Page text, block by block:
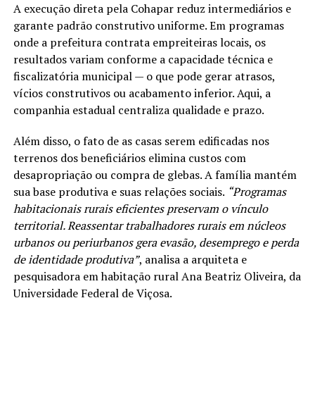
A execução direta pela Cohapar reduz intermediários e
garante padrão construtivo uniforme. Em programas
onde a prefeitura contrata empreiteiras locais, os
resultados variam conforme a capacidade técnica e
fiscalizatória municipal — o que pode gerar atrasos,
vícios construtivos ou acabamento inferior. Aqui, a
companhia estadual centraliza qualidade e prazo.
Além disso, o fato de as casas serem edificadas nos
terrenos dos beneficiários elimina custos com
desapropriação ou compra de glebas. A família mantém
sua base produtiva e suas relações sociais. “Programas
habitacionais rurais eficientes preservam o vínculo
territorial. Reassentar trabalhadores rurais em núcleos
urbanos ou periurbanos gera evasão, desemprego e perda
de identidade produtiva”, analisa a arquiteta e
pesquisadora em habitação rural Ana Beatriz Oliveira, da
Universidade Federal de Viçosa.